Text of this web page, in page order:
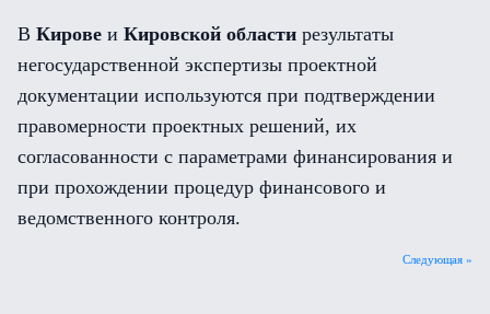
В Кирове и Кировской области результаты
негосударственной экспертизы проектной
документации используются при подтверждении
правомерности проектных решений, их
согласованности с параметрами финансирования и
при прохождении процедур финансового и
ведомственного контроля.
Следующая »